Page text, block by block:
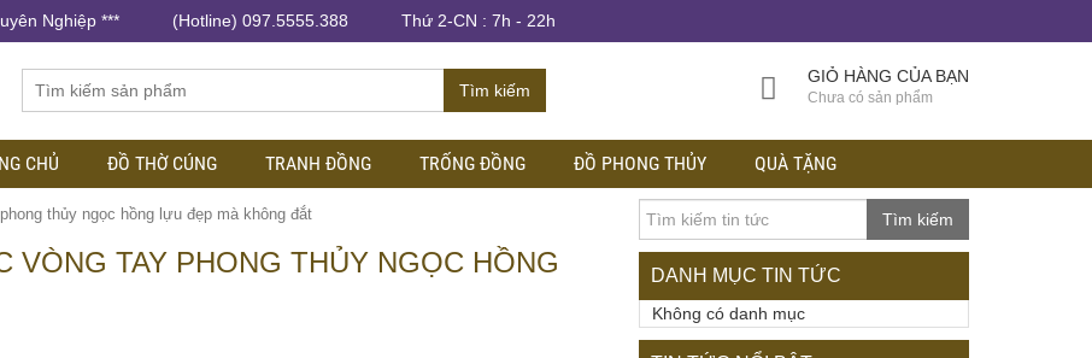
Nghiệp *** (Hotline) 097.5555.388 Thứ 2-CN : 7h - 22h
Tìm kiếm
GIỎ HÀNG CỦA BẠN
Chưa có sản phẩm
CHỦ ĐỒ THỜ CÚNG TRANH ĐỒNG TRỐNG ĐỒNG ĐỒ PHONG THỦY QUÀ TẶNG
thủy ngọc hồng lựu đẹp mà không đắt
VÒNG TAY PHONG THỦY NGỌC HỒNG
Tìm kiếm
DANH MỤC TIN TỨC
Không có danh mục